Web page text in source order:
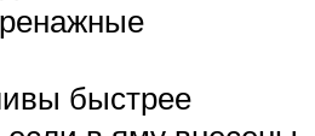
быстрее